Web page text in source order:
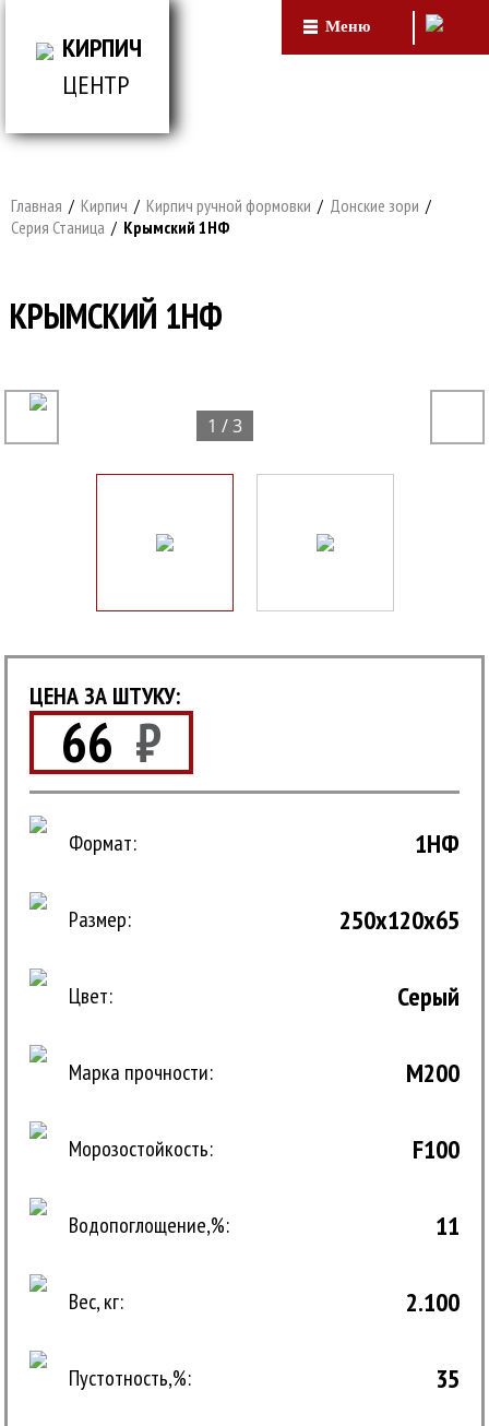
КИРПИЧ
ЦЕНТР
Меню
Главная / Кирпич / Кирпич ручной формовки / Донские зори /
Серия Станица / Крымский 1НФ
КРЫМСКИЙ 1НФ
1 / 3
ЦЕНА ЗА ШТУКУ:
66 ₽
Формат: 1НФ
Размер: 250x120x65
Цвет: Серый
Марка прочности: М200
Морозостойкость: F100
Водопоглощение,%: 11
Вес, кг: 2.100
Пустотность,%: 35